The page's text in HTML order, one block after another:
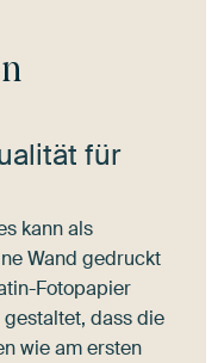
für
kann als
Wand gedruckt
Fotopapier
dass die
wie am ersten